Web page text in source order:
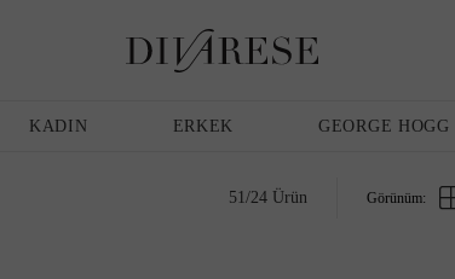
KADIN ERKEK
Klasik Ayakkabı
GEORGE HOGG
51 /24 Ürün Görünüm: